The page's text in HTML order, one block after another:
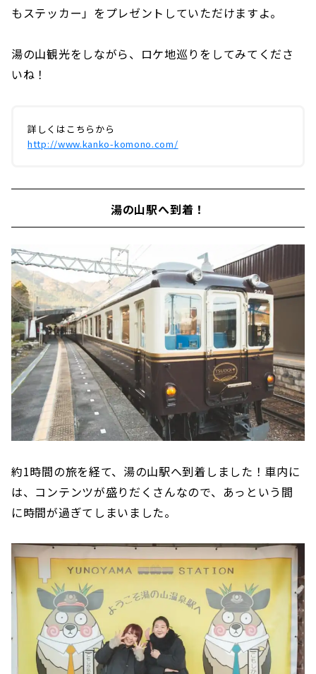
もステッカー」をプレゼントしていただけますよ。
湯の山観光をしながら、ロケ地巡りをしてみてくださ
いね！
詳しくはこちらから
http://www.kanko-komono.com/
湯の山駅へ到着！
約1時間の旅を経て、湯の山駅へ到着しました！車内に
は、コンテンツが盛りだくさんなので、あっという間
に時間が過ぎてしまいました。